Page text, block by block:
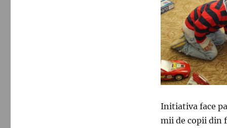
Initiativa face
mii de copii din